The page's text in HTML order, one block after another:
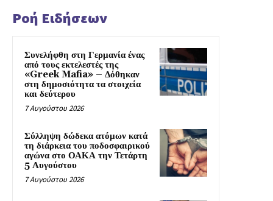
Ροή Ειδήσεων
Συνελήφθη στη Γερμανία ένας
από τους εκτελεστές της
«Greek Mafia» – Δόθηκαν
στη δημοσιότητα τα στοιχεία
και δεύτερου
7 Αυγούστου 2026
Σύλληψη δώδεκα ατόμων κατά
τη διάρκεια του ποδοσφαιρικού
αγώνα στο ΟΑΚΑ την Τετάρτη
5 Αυγούστου
7 Αυγούστου 2026